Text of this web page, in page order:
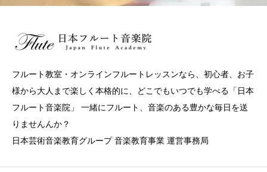
フルート教室・オンラインフルートレッスンなら、初心者、お子
様から大人まで楽しく本格的に、どこでもいつでも学べる「日本
フルート音楽院」 一緒にフルート、音楽のある豊かな毎日を送
りませんんか？
日本芸術音楽教育グループ 音楽教育事業 運営事務局